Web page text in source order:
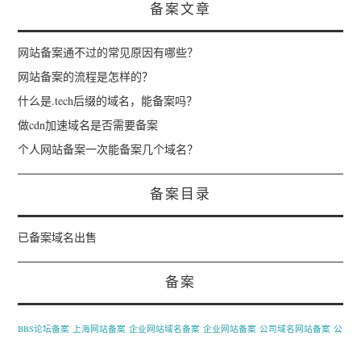
备案文章
网站备案通不过的常见原因有哪些？
网站备案的流程是怎样的？
什么是.tech后缀的域名，能备案吗？
做cdn加速域名是否需要备案
个人网站备案一次能备案几个域名？
备案目录
已备案域名出售
备案
BBS论坛备案 上海网站备案 企业网站域名备案 企业网站备案 公司域名网站备案 公